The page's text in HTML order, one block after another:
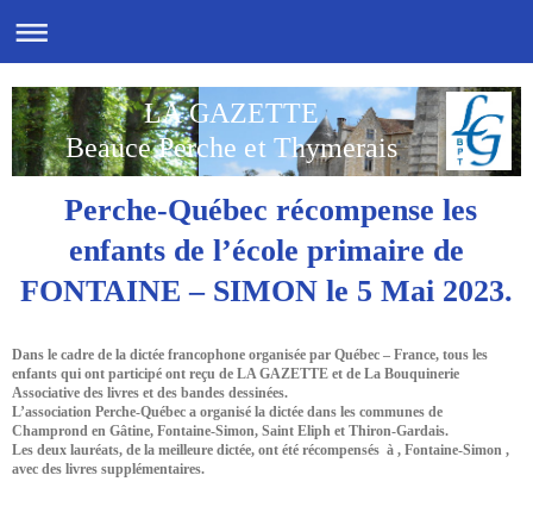
LA GAZETTE
Beauce Perche et Thymerais
Perche-Québec récompense les
enfants de l’école primaire de
FONTAINE – SIMON le 5 Mai 2023.
Dans le cadre de la dictée francophone organisée par Québec – France, tous les
enfants qui ont participé ont reçu de LA GAZETTE et de La Bouquinerie
Associative des livres et des bandes dessinées.
L’association Perche-Québec a organisé la dictée dans les communes de
Champrond en Gâtine, Fontaine-Simon, Saint Eliph et Thiron-Gardais.
Les deux lauréats, de la meilleure dictée, ont été récompensés à , Fontaine-Simon ,
avec des livres supplémentaires.